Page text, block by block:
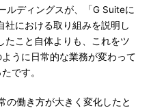
ルディングスが、「G Suiteに
社における取り組みを説明し
たこと自体よりも、これをツ
うに日常的な業務が変わって
です。
働き方が大きく変化したと